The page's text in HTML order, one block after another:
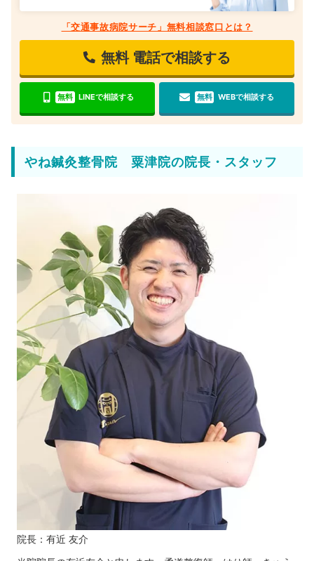
「交通事故病院サーチ」無料相談窓口とは？
無料 電話で相談する
無料 LINEで相談する 無料 WEBで相談する
やね鍼灸整骨院 粟津院の院長・スタッフ
院長：有近 友介